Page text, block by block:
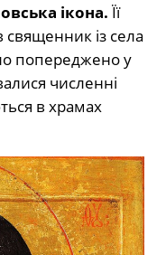
ікона. Її
із села
попереджено у
численні
в храмах